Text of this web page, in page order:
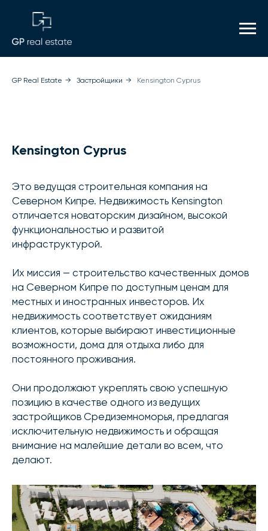
GP Real Estate → Застройщики → Kensington Cyprus
Kensington Cyprus
Это ведущая строительная компания на
Северном Кипре. Недвижимость Kensington
отличается новаторским дизайном, высокой
функциональностью и развитой
инфраструктурой.
Их миссия — строительство качественных домов
на Северном Кипре по доступным ценам для
местных и иностранных инвесторов. Их
недвижимость соответствует ожиданиям
клиентов, которые выбирают инвестиционные
возможности, дома для отдыха либо для
постоянного проживания.
Они продолжают укреплять свою успешную
позицию в качестве одного из ведущих
застройщиков Средиземноморья, предлагая
исключительную недвижимость и обращая
внимание на малейшие детали во всем, что
делают.